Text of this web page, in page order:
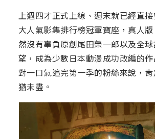
上週四才正式上線、週末就已經直
大人氣影集排行榜冠軍寶座，真人
然沒有辜負原創尾田榮一郎以及全
望，成為少數日本動漫成功改編的
對一口氣追完第一季的粉絲來說，
猶未盡。